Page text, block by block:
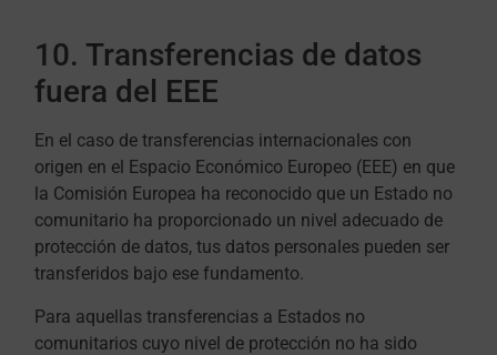
10. Transferencias de datos
fuera del EEE
En el caso de transferencias internacionales con
origen en el Espacio Económico Europeo (EEE) en que
la Comisión Europea ha reconocido que un Estado no
comunitario ha proporcionado un nivel adecuado de
protección de datos, tus datos personales pueden ser
transferidos bajo ese fundamento.
Para aquellas transferencias a Estados no
comunitarios cuyo nivel de protección no ha sido